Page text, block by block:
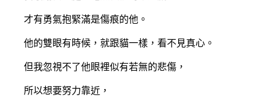
才有勇氣抱緊滿是傷痕的他。
他的雙眼有時候，就跟貓一樣，看不見真心。
但我忽視不了他眼裡似有若無的悲傷，
所以想要努力靠近，